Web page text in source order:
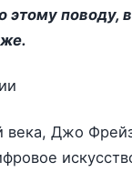
этому поводу,
века, Джо